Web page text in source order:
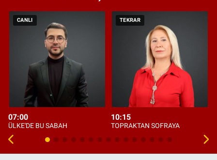
CANLI
07:00
ÜLKE'DE BU SABAH
TEKRAR
10:15
TOPRAKTAN SOFRAYA